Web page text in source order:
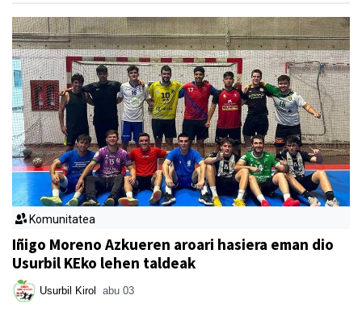
Komunitatea
Iñigo Moreno Azkueren aroari hasiera eman dio
Usurbil KEko lehen taldeak
Usurbil Kirol abu 03